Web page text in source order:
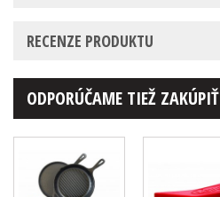
RECENZE PRODUKTU
ODPORÚČAME TIEŽ ZAKÚPIŤ